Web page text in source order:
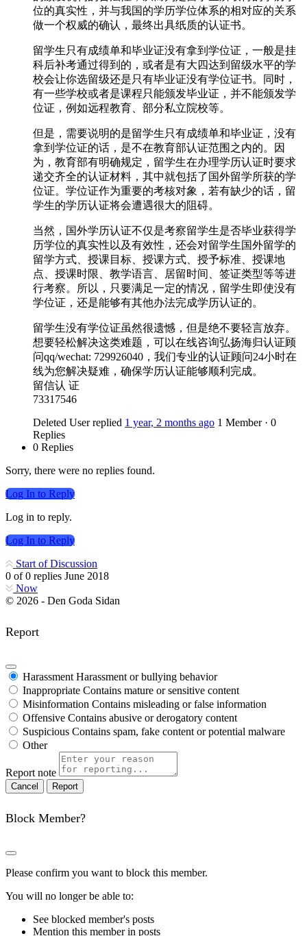
位的真实性，并与我国的学历学位体系的相对应的关系
做一个权威的确认，最终出具纸质的认证书。
留学生只有成绩单和毕业证没有拿到学位证，一般是挂
科后补考通过得到的，或者是有大四达到留级水平的学
校会让你选留级还是只有毕业证没有学位证书。同时，
有一些学校或者是课程只能颁发毕业证，并不能颁发学
位证，例如远程教育、部分私立院校等。
但是，需要说明的是留学生只有成绩单和毕业证，没有
拿到学位证的话，是不在教育部认证范围之内的。因
为，教育部有明确规定，留学生在办理学历认证时要求
递交齐全的认证材料，其中就包括了国外留学所获的学
位证。学位证作为重要的考核对象，若有缺少的话，留
学生的学历认证将会遭遇很大的阻碍。
当然，国外学历认证不仅是考察留学生是否毕业获得学
历学位的真实性以及有效性，还会对留学生国外留学的
留学方式、授课目标、授课方式、授予标准、授课地
点、授课时限、教学语言、居留时间、签证类型等等进
行考察。所以，只要满足一定的情况，留学生即使没有
学位证，还是能够有其他办法完成学历认证的。
留学生没有学位证虽然很遗憾，但是绝不要轻言放弃。
想要轻松解决这类难题，可以在线咨询弘扬海归认证顾
问qq/wechat: 729926040，我们专业的认证顾问24小时在
线为您解决疑难，确保学历认证能够顺利完成。
留信认 证
73317546
Deleted User replied 1 year, 2 months ago 1 Member · 0
Replies
0 Replies
Sorry, there were no replies found.
Log In to Reply
Log in to reply.
Log In to Reply
Start of Discussion
0 of0 replies June 2018
Now
© 2026 - Den Goda Sidan
Report
Harassment Harassment or bullying behavior
Inappropriate Contains mature or sensitive content
Misinformation Contains misleading or false information
Offensive Contains abusive or derogatory content
Suspicious Contains spam, fake content or potential malware
Other
Report note
Report
Block Member?
Please confirm you want to block this member.
You will no longer be able to:
See blocked member's posts
Mention this member in posts